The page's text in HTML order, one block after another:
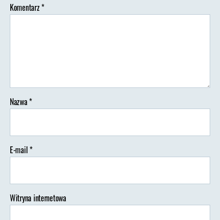
Komentarz*
Nazwa*
E-mail*
Witryna internetowa